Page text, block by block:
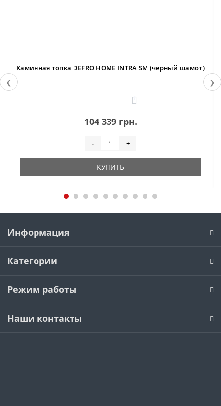
❮
Каминная топка DEFRO HOME INTRA SM (черный шамот)
1
104 339 грн.
- +
КУПИТЬ
❯
Информация
Категории
Режим работы
Наши контакты